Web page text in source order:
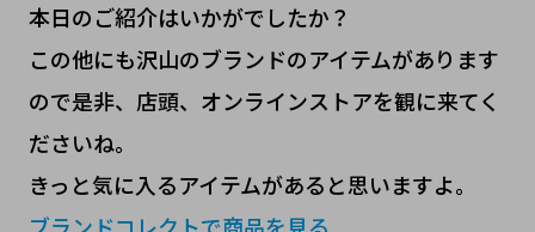
本日のご紹介はいかがでしたか？
この他にも沢山のブランドのアイテムがあります
ので是非、店頭、オンラインストアを観に来てく
ださいね。
きっと気に入るアイテムがあると思いますよ。